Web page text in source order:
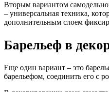
Вторым вариантом
– универсальная техника,
дополнительным слоем
Барельеф в
Еще один вариант – это
барельефом, соединить его с